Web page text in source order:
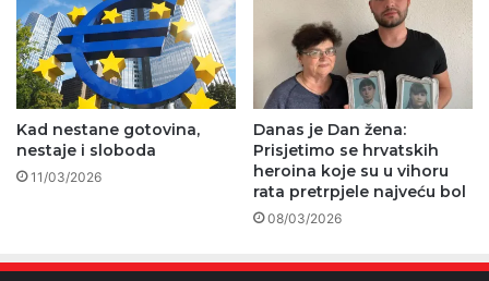
Kad nestane gotovina,
nestaje i sloboda
11/03/2026
Danas je Dan žena:
Prisjetimo se hrvatskih
heroina koje su u vihoru
rata pretrpjele najveću bol
08/03/2026